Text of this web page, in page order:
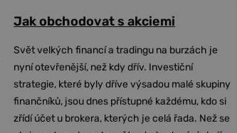
Jak obchodovat s akciemi
Svět velkých financí a tradingu na burzách je
nyní otevřenější, než kdy dřív. Investiční
strategie, které byly dříve výsadou malé skupiny
finančníků, jsou dnes přístupné každému, kdo si
zřídí účet u brokera, kterých je celá řada. Než se